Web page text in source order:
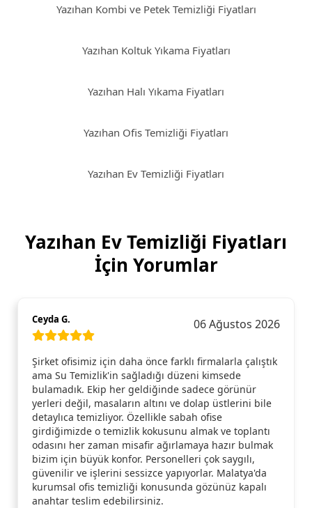
Yazıhan Kombi ve Petek Temizliği Fiyatları
Yazıhan Koltuk Yıkama Fiyatları
Yazıhan Halı Yıkama Fiyatları
Yazıhan Ofis Temizliği Fiyatları
Yazıhan Ev Temizliği Fiyatları
Yazıhan Ev Temizliği Fiyatları
İçin Yorumlar
Ceyda G. 06 Ağustos 2026
Şirket ofisimiz için daha önce farklı firmalarla çalıştık
ama Su Temizlik'in sağladığı düzeni kimsede
bulamadık. Ekip her geldiğinde sadece görünür
yerleri değil, masaların altını ve dolap üstlerini bile
detaylıca temizliyor. Özellikle sabah ofise
girdiğimizde o temizlik kokusunu almak ve toplantı
odasını her zaman misafir ağırlamaya hazır bulmak
bizim için büyük konfor. Personelleri çok saygılı,
güvenilir ve işlerini sessizce yapıyorlar. Malatya'da
kurumsal ofis temizliği konusunda gözünüz kapalı
anahtar teslim edebilirsiniz.